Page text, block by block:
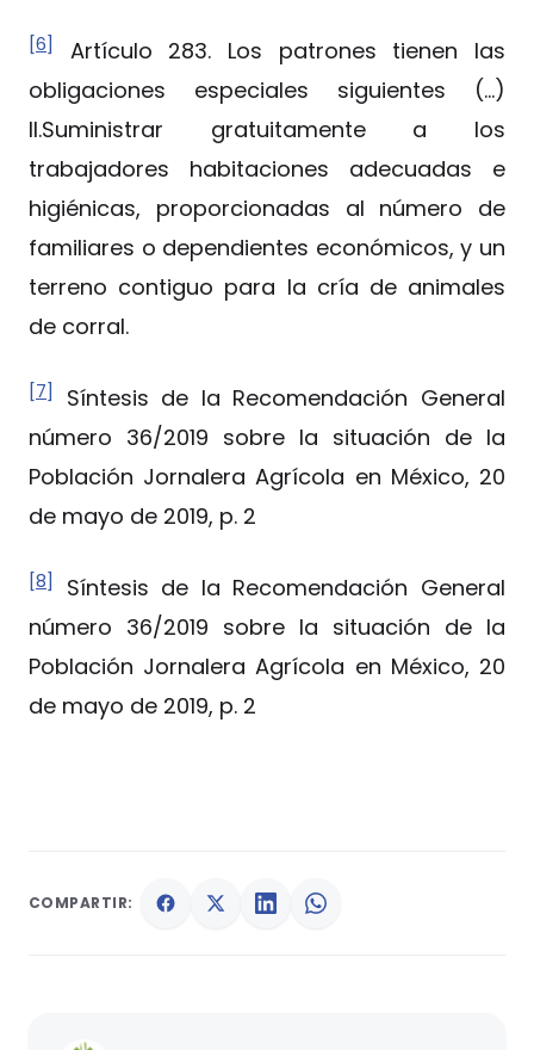
[6]
Artículo 283. Los patrones tienen las
obligaciones especiales siguientes (…)
II.Suministrar gratuitamente a los
trabajadores habitaciones adecuadas e
higiénicas, proporcionadas al número de
familiares o dependientes económicos, y un
terreno contiguo para la cría de animales
de corral.
[7]
Síntesis de la Recomendación General
número 36/2019 sobre la situación de la
Población Jornalera Agrícola en México, 20
de mayo de 2019, p. 2
[8]
Síntesis de la Recomendación General
número 36/2019 sobre la situación de la
Población Jornalera Agrícola en México, 20
de mayo de 2019, p. 2
COMPARTIR: